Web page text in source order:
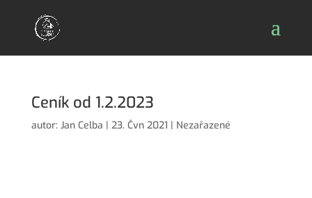
Ceník od 1.2.2023
autor: Jan Celba | 23. Čvn 2021 | Nezařazené